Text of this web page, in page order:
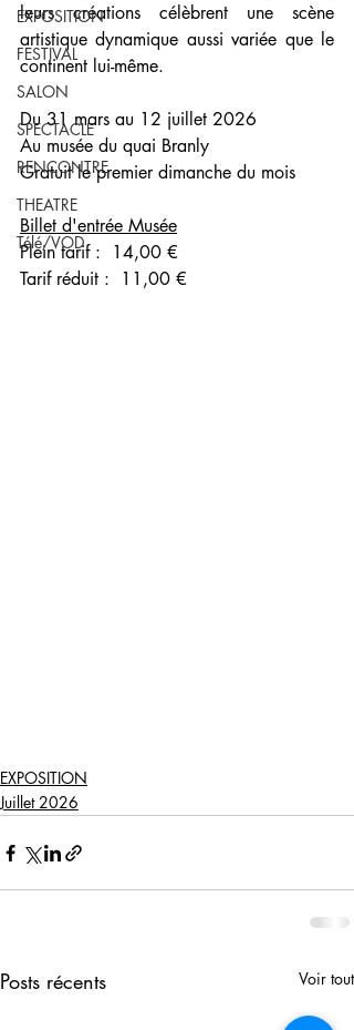
EXPOSITION
FESTIVAL
SALON
SPECTACLE
RENCONTRE
THEATRE
Télé/VOD
leurs créations célèbrent une scène
artistique dynamique aussi variée que le
continent lui-même.
Du 31 mars au 12 juillet 2026
Au musée du quai Branly
Gratuit le premier dimanche du mois
Billet d'entrée Musée
Plein tarif :  14,00 €
Tarif réduit :  11,00 €
EXPOSITION
Juillet 2026
Posts récents Voir tout